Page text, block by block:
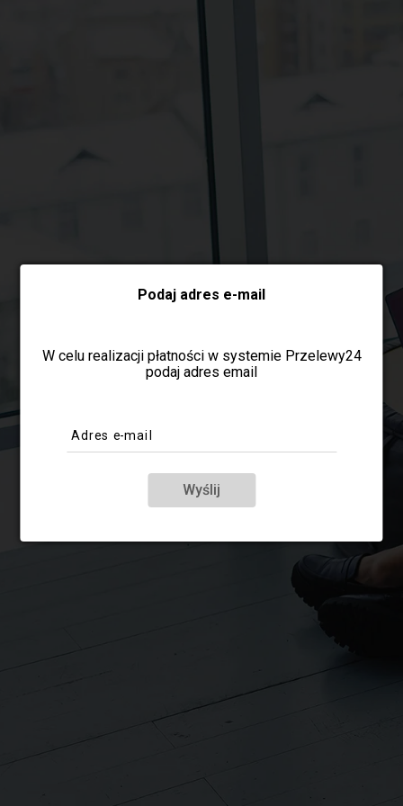
Wybierz formę płatności
Podaj adres e-mail
W celu realizacji płatności w systemie Przelewy24
podaj adres email
Adres e-mail
Wyślij